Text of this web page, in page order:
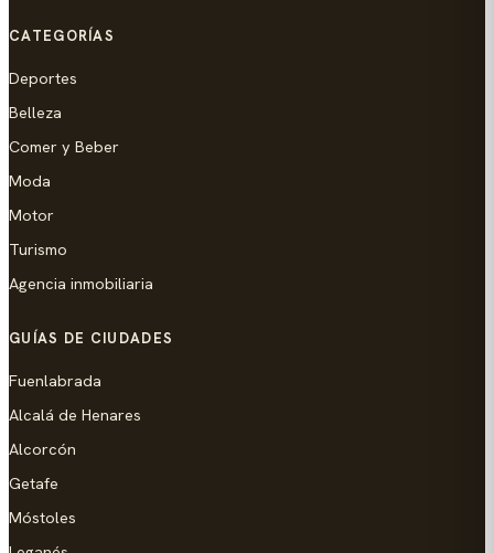
CATEGORÍAS
Deportes
Belleza
Comer y Beber
Moda
Motor
Turismo
Agencia inmobiliaria
GUÍAS DE CIUDADES
Fuenlabrada
Alcalá de Henares
Alcorcón
Getafe
Móstoles